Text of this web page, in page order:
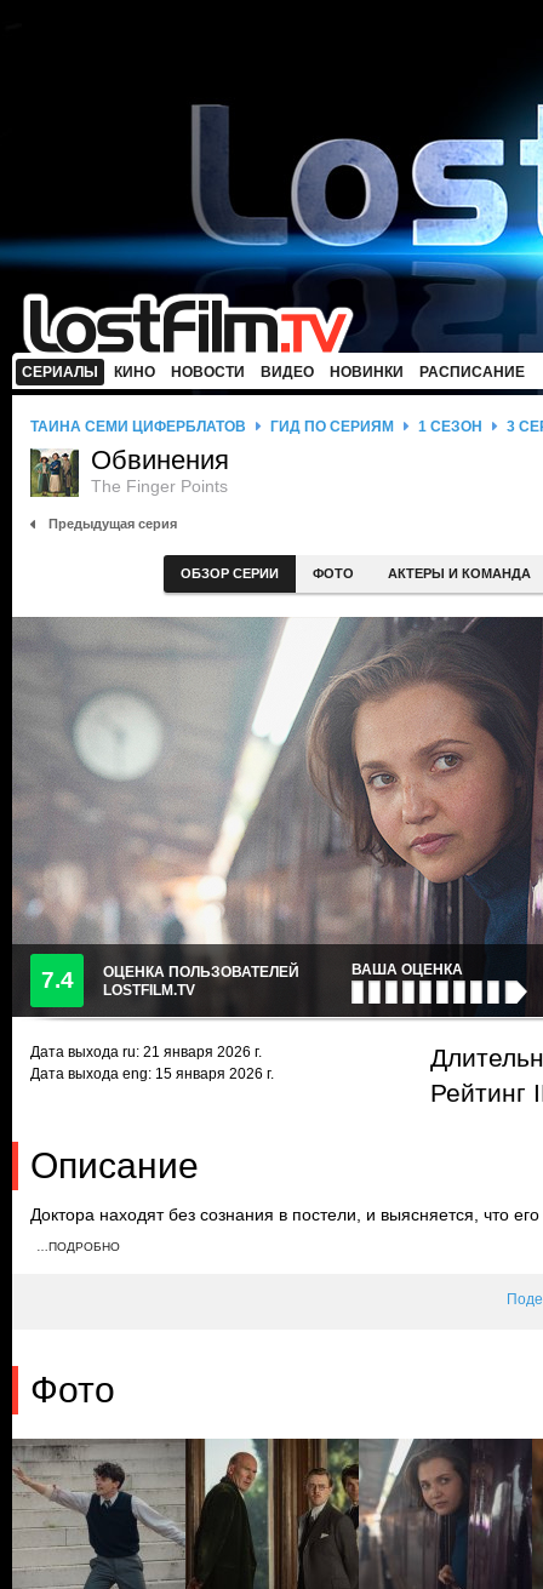
СЕРИАЛЫ КИНО НОВОСТИ ВИДЕО НОВИНКИ РАСПИСАНИЕ
ТАЙНА СЕМИ ЦИФЕРБЛАТОВ ГИД ПО СЕРИЯМ 1 СЕЗОН 3
Обвинения
The Finger Points
Предыдущая серия
ОБЗОР СЕРИИ ФОТО АКТЕРЫ И КОМАНДА
7.4
ОЦЕНКА ПОЛЬЗОВАТЕЛЕЙ
LOSTFILM.TV
ВАША ОЦЕНКА
Дата выхода ru: 21 января 2026 г.
Дата выхода eng: 15 января 2026 г.
Рейтинг
Описание
Доктора находят без сознания в постели, и выясняется, что
на Лорейн, которая пытается скрыться на поезде. Эйлин,
…ПОДРОБНО
Фото